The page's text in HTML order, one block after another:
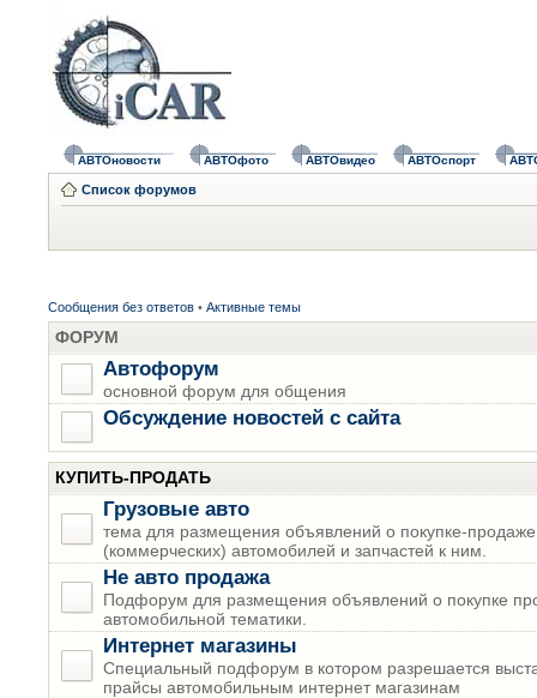
АВТОновости АВТОфото АВТОвидео АВТОспорт
Список форумов
Сообщения без ответов • Активные темы
ФОРУМ
Автофорум
основной форум для общения
Обсуждение новостей с сайта
КУПИТЬ-ПРОДАТЬ
Грузовые авто
тема для размещения объявлений о покупке-продаже
(коммерческих) автомобилей и запчастей к ним.
Не авто продажа
Подфорум для размещения объявлений о покупке
автомобильной тематики.
Интернет магазины
Специальный подфорум в котором разрешается
прайсы автомобильным интернет магазинам